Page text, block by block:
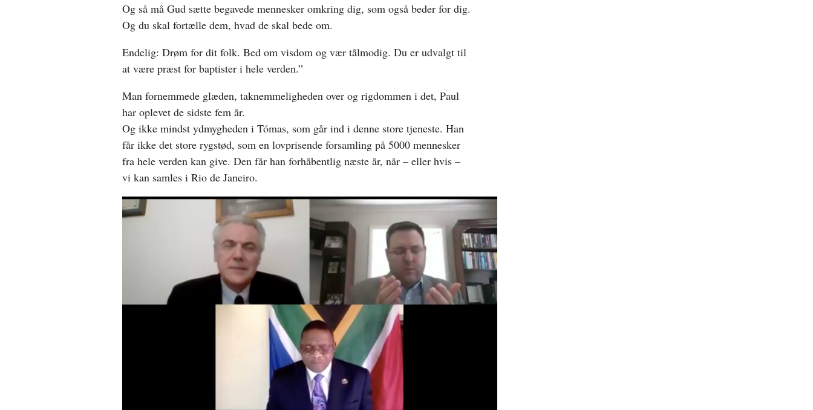
Og så må Gud sætte begavede mennesker omkring dig, som også beder for dig.
Og du skal fortælle dem, hvad de skal bede om.
Endelig: Drøm for dit folk. Bed om visdom og vær tålmodig. Du er udvalgt til
at være præst for baptister i hele verden.”
Man fornemmede glæden, taknemmeligheden over og rigdommen i det, Paul
har oplevet de sidste fem år.
Og ikke mindst ydmygheden i Tómas, som går ind i denne store tjeneste. Han
får ikke det store rygstød, som en lovprisende forsamling på 5000 mennesker
fra hele verden kan give. Den får han forhåbentlig næste år, når – eller hvis –
vi kan samles i Rio de Janeiro.